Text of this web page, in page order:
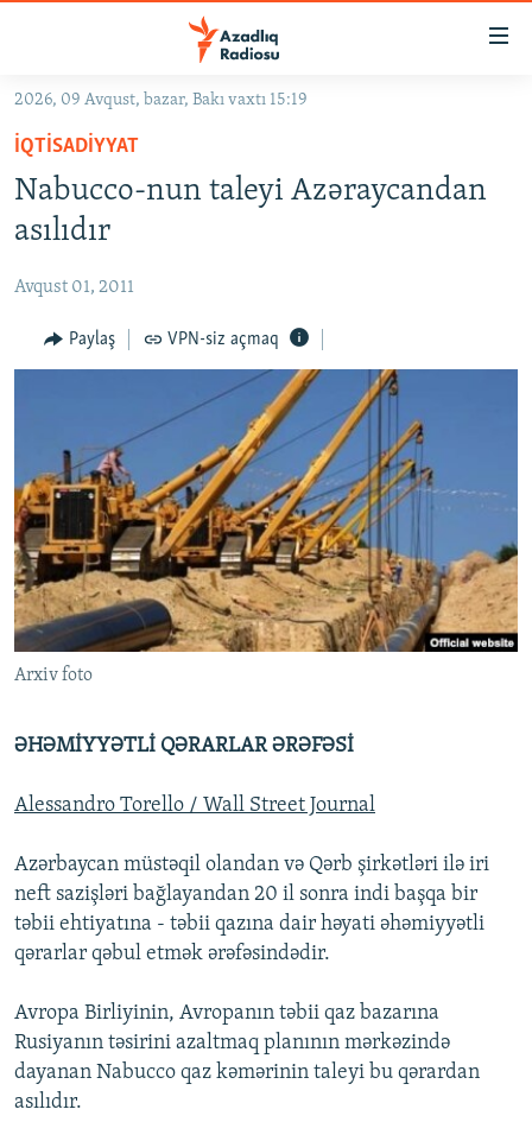
Əsas
qayıt
Əsas
naviqasiyaya
qayıt
GÜNDƏM
#İZAHLA
KORRUPSIOMETR
FƏRQƏ BAX
QANUNI DOĞRU
VIDEO
FOTOQALEREYA
İNFOQRAFIKA
KARIKATURA
RADIO ARXIV
OXU ZALI
AZƏRBAYCAN ƏDƏBIYYATI KITABXANASI
İSLAM VƏ DEMOKRATIYA
İZ - MƏDƏNIYYƏT PROQRAMI
HAQQIMIZDA
MISSIYAMIZ
PEŞƏ ETIKASI VƏ JURNALISTIKA STANDARTLARIMIZ
MATERIALLARIMIZDAN ISTIFADƏ
AZADLIQRADIOSU MOBIL TELEFONUNUZDA
BIZI IZLƏ
RFE/RL-in bütün saytları
2026, 09 Avqust, bazar, Bakı vaxtı 15:19
İQTISADIYYAT
Nabucco-nun taleyi Azəraycandan
asılıdır
Avqust 01, 2011
Paylaş VPN-siz açmaq
Arxiv foto
ƏHƏMİYYƏTLİ QƏRARLAR ƏRƏFƏSİ
Alessandro Torello / Wall Street Journal
Azərbaycan müstəqil olandan və Qərb şirkətləri ilə iri
neft sazişləri bağlayandan 20 il sonra indi başqa bir
təbii ehtiyatına - təbii qazına dair həyati əhəmiyyətli
qərarlar qəbul etmək ərəfəsindədir.
Avropa Birliyinin, Avropanın təbii qaz bazarına
Rusiyanın təsirini azaltmaq planının mərkəzində
dayanan Nabucco qaz kəmərinin taleyi bu qərardan
asılıdır.